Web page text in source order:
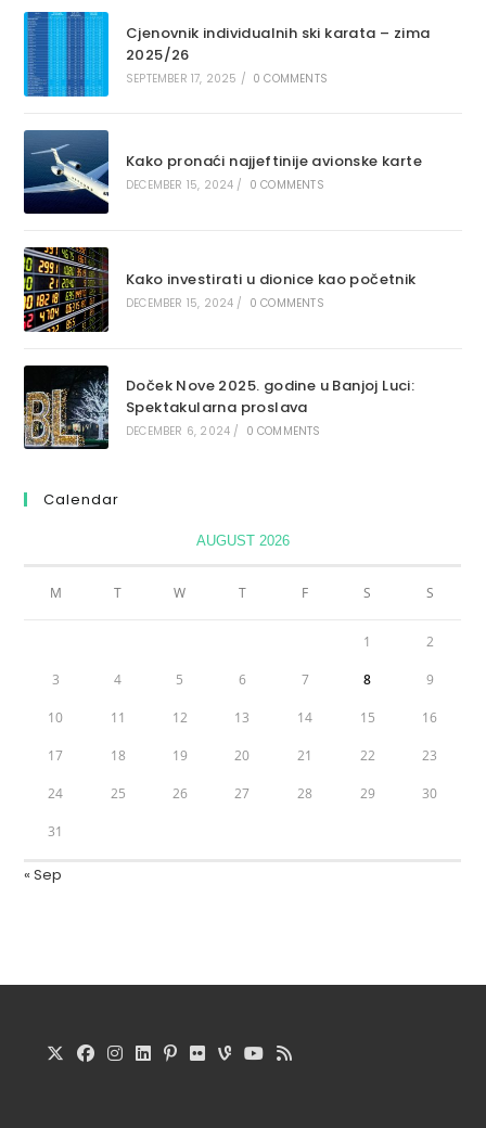
Cjenovnik individualnih ski karata – zima
2025/26
SEPTEMBER 17, 2025 / 0 COMMENTS
Kako pronaći najjeftinije avionske karte
DECEMBER 15, 2024 / 0 COMMENTS
Kako investirati u dionice kao početnik
DECEMBER 15, 2024 / 0 COMMENTS
Doček Nove 2025. godine u Banjoj Luci:
Spektakularna proslava
DECEMBER 6, 2024 / 0 COMMENTS
Calendar
AUGUST 2026
M T W T F S S
1 2
3 4 5 6 7 8 9
10 11 12 13 14 15 16
17 18 19 20 21 22 23
24 25 26 27 28 29 30
31
« Sep